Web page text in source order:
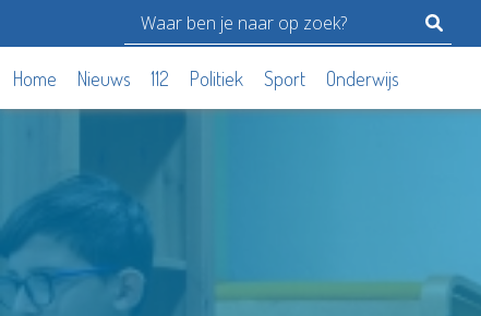
Home Nieuws 112 Politiek Sport Onderwijs